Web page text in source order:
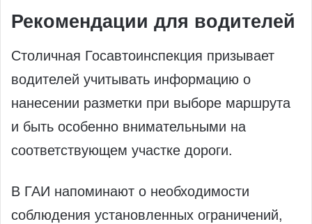
Рекомендации для водителей
Столичная Госавтоинспекция призывает
водителей учитывать информацию о
нанесении разметки при выборе маршрута
и быть особенно внимательными на
соответствующем участке дороги.
В ГАИ напоминают о необходимости
соблюдения установленных ограничений,